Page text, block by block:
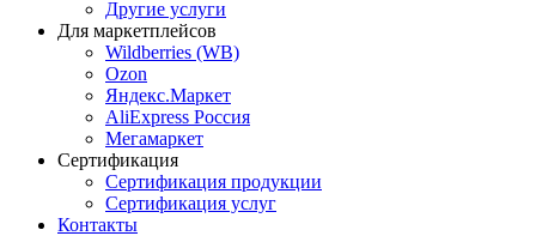
Другие услуги
Для маркетплейсов
Wildberries (WB)
Ozon
Яндекс.Маркет
AliExpress Россия
Мегамаркет
Сертификация
Сертификация продукции
Сертификация услуг
Контакты